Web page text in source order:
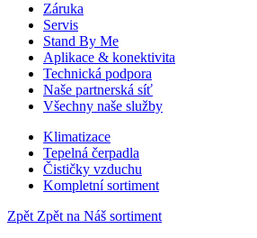
Záruka
Servis
Stand By Me
Aplikace & konektivita
Technická podpora
Naše partnerská síť
Všechny naše služby
Klimatizace
Tepelná čerpadla
Čističky vzduchu
Kompletní sortiment
Zpět Zpět na Náš sortiment